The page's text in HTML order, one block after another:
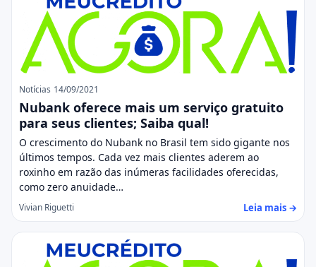
Notícias 14/09/2021
Nubank oferece mais um serviço gratuito
para seus clientes; Saiba qual!
O crescimento do Nubank no Brasil tem sido gigante nos
últimos tempos. Cada vez mais clientes aderem ao
roxinho em razão das inúmeras facilidades oferecidas,
como zero anuidade…
Vivian Riguetti Leia mais →